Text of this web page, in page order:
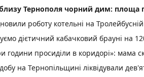
Тернополя чорний дим: площа
роботу котельні на Тролейбусній
дієтичний кабачковий брауні на
години просиділи в коридорі»: мама
на Тернопільщині ліквідували